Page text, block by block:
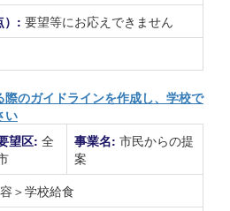
）: 要望等にお応えできません
のガイドラインを作成し、学校で
い
望区: 全
事業名: 市民からの提
案
＞学校給食